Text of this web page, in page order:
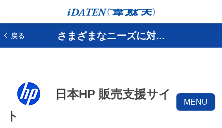
戻る さまざまなニーズに対...
日本HP 販売支援サイ
ト
MENU